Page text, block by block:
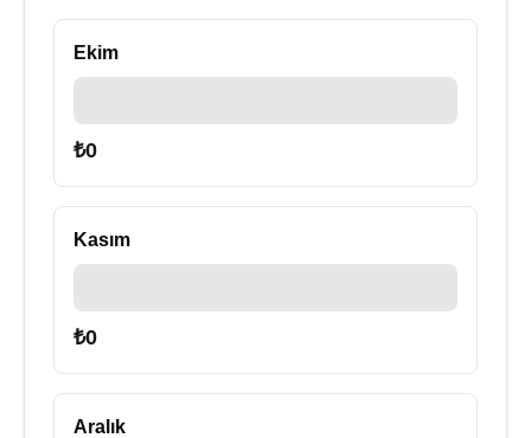
Ekim
₺0
Kasım
₺0
Aralık